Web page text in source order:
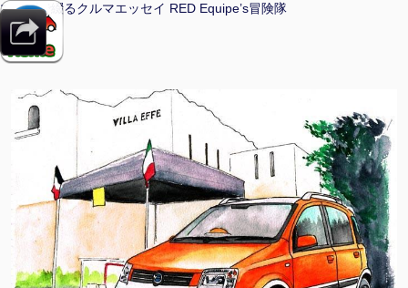
マンガで綴るクルマエッセイ RED Equipe’s冒険隊